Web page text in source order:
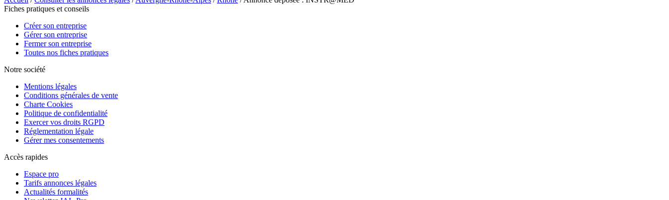
Fiches pratiques et conseils
Créer son entreprise
Gérer son entreprise
Fermer son entreprise
Toutes nos fiches pratiques
Notre société
Mentions légales
Conditions générales de vente
Charte Cookies
Politique de confidentialité
Exercer vos droits RGPD
Réglementation légale
Gérer mes consentements
Accès rapides
Espace pro
Tarifs annonces légales
Actualités formalités